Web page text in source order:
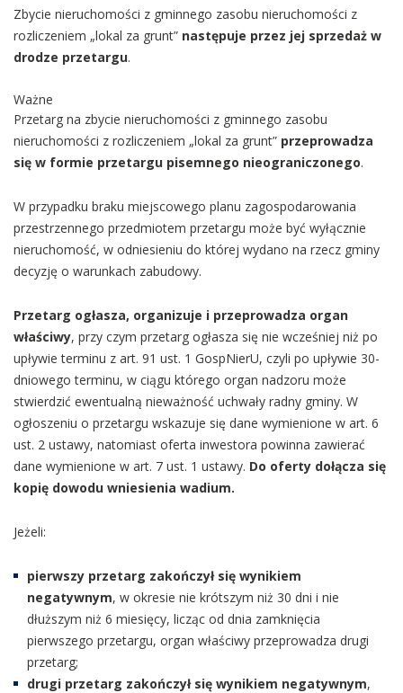
Zbycie nieruchomości z gminnego zasobu nieruchomości z
rozliczeniem „lokal za grunt” następuje przez jej sprzedaż w
drodze przetargu.
Ważne
Przetarg na zbycie nieruchomości z gminnego zasobu
nieruchomości z rozliczeniem „lokal za grunt” przeprowadza
się w formie przetargu pisemnego nieograniczonego.
W przypadku braku miejscowego planu zagospodarowania
przestrzennego przedmiotem przetargu może być wyłącznie
nieruchomość, w odniesieniu do której wydano na rzecz gminy
decyzję o warunkach zabudowy.
Przetarg ogłasza, organizuje i przeprowadza organ
właściwy, przy czym przetarg ogłasza się nie wcześniej niż po
upływie terminu z art. 91 ust. 1 GospNierU, czyli po upływie 30-
dniowego terminu, w ciągu którego organ nadzoru może
stwierdzić ewentualną nieważność uchwały radny gminy. W
ogłoszeniu o przetargu wskazuje się dane wymienione w art. 6
ust. 2 ustawy, natomiast oferta inwestora powinna zawierać
dane wymienione w art. 7 ust. 1 ustawy. Do oferty dołącza się
kopię dowodu wniesienia wadium.
Jeżeli:
pierwszy przetarg zakończył się wynikiem
negatywnym, w okresie nie krótszym niż 30 dni i nie
dłuższym niż 6 miesięcy, licząc od dnia zamknięcia
pierwszego przetargu, organ właściwy przeprowadza drugi
przetarg;
drugi przetarg zakończył się wynikiem negatywnym,